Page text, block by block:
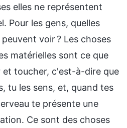
elles ne représentent
Pour les gens, quelles
voir ? Les choses
matérielles sont ce que
et toucher, c'est-à-dire que
tu les sens, et, quand tes
te présente une
Ce sont des choses